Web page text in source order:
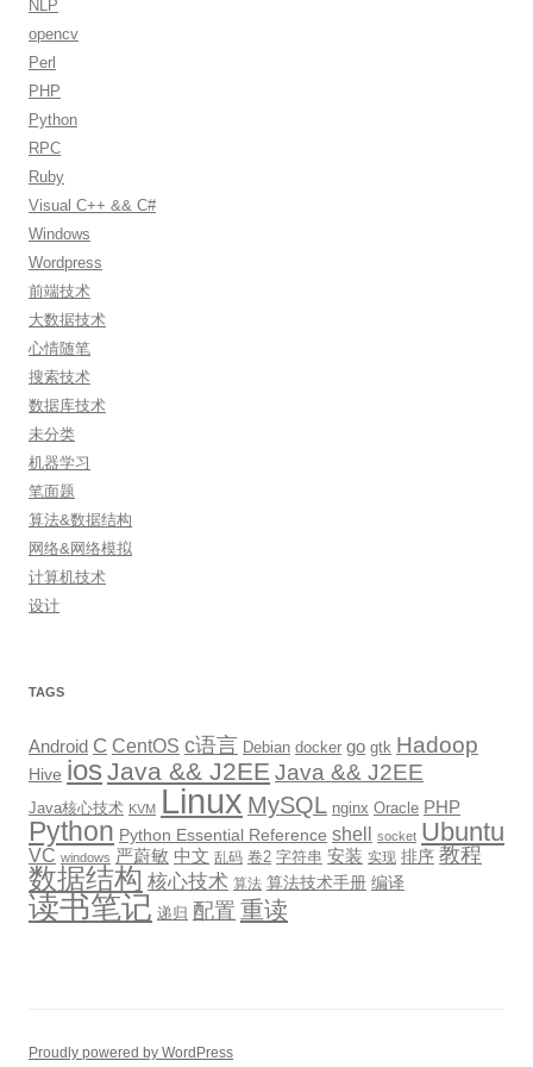
NLP
opencv
Perl
PHP
Python
RPC
Ruby
Visual C++ && C#
Windows
Wordpress
前端技术
大数据技术
心情随笔
搜索技术
数据库技术
未分类
机器学习
笔面题
算法&数据结构
网络&网络模拟
计算机技术
设计
TAGS
Android C CentOS c语言 Debian docker go gtk Hadoop
Hive ios Java && J2EE Java && J2EE
Java核心技术 KVM Linux MySQL nginx Oracle PHP
Python Python Essential Reference shell socket Ubuntu
VC windows 严蔚敏 中文 乱码 卷2 字符串 安装 实现 排序 教程
数据结构 核心技术 算法 算法技术手册 编译
读书笔记 递归 配置 重读
Proudly powered by WordPress